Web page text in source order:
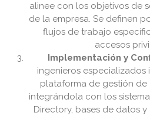
alinee con los objetivos de
de la empresa. Se definen
flujos de trabajo
accesos
Implementación y
ingenieros
plataforma de gestión de
integrándola con los
Directory, bases de datos